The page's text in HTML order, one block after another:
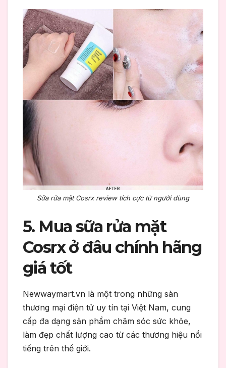
Sữa rửa mặt Cosrx review tích cực từ người dùng
5. Mua sữa rửa mặt
Cosrx ở đâu chính hãng
giá tốt
Newwaymart.vn là một trong những sàn
thương mại điện tử uy tín tại Việt Nam, cung
cấp đa dạng sản phẩm chăm sóc sức khỏe,
làm đẹp chất lượng cao từ các thương hiệu nổi
tiếng trên thế giới.